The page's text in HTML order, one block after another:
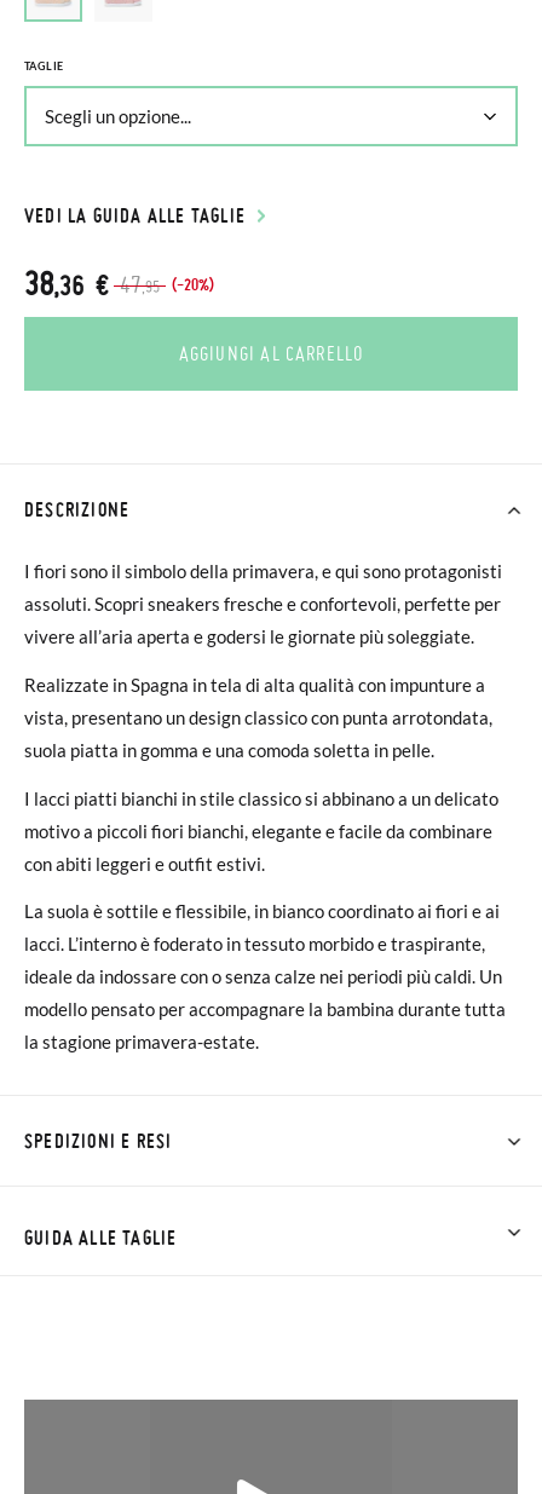
TAGLIE
VEDI LA GUIDA ALLE TAGLIE
47,95 (-20%)
38,36 €
AGGIUNGI AL CARRELLO
DESCRIZIONE
I fiori sono il simbolo della primavera, e qui sono protagonisti
assoluti. Scopri sneakers fresche e confortevoli, perfette per
vivere all’aria aperta e godersi le giornate più soleggiate.
Realizzate in Spagna in tela di alta qualità con impunture a
vista, presentano un design classico con punta arrotondata,
suola piatta in gomma e una comoda soletta in pelle.
I lacci piatti bianchi in stile classico si abbinano a un delicato
motivo a piccoli fiori bianchi, elegante e facile da combinare
con abiti leggeri e outfit estivi.
La suola è sottile e flessibile, in bianco coordinato ai fiori e ai
lacci. L’interno è foderato in tessuto morbido e traspirante,
ideale da indossare con o senza calze nei periodi più caldi. Un
modello pensato per accompagnare la bambina durante tutta
la stagione primavera-estate.
SPEDIZIONI E RESI
ordini inferiori a 30 €, la spedizione standard costa 3,95 € e
GUIDA ALLE TAGLIE